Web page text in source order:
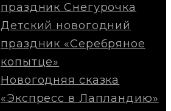
праздник Снегурочка
Детский новогодний
праздник «Серебряное
копытце»
Новогодняя сказка
«Экспресс в Лапландию»